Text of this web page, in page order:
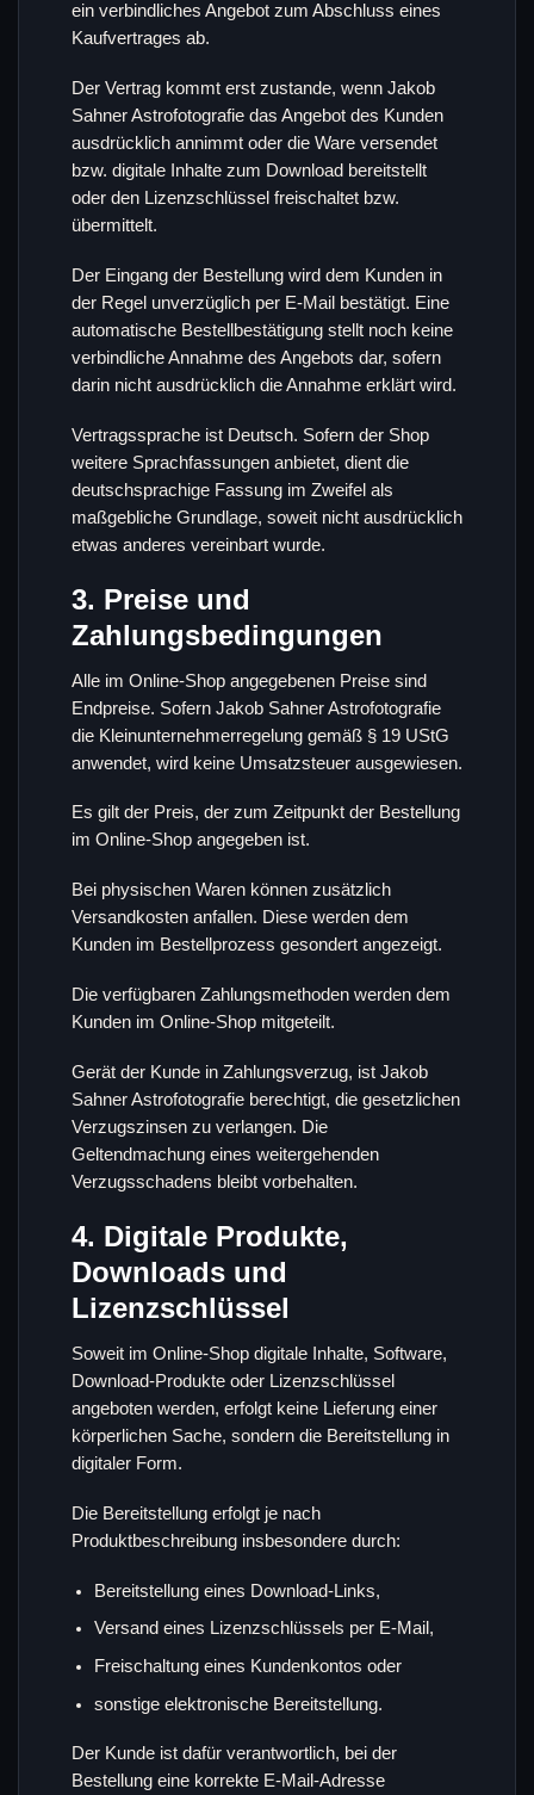
ein verbindliches Angebot zum Abschluss eines
Kaufvertrages ab.
Der Vertrag kommt erst zustande, wenn Jakob
Sahner Astrofotografie das Angebot des Kunden
ausdrücklich annimmt oder die Ware versendet
bzw. digitale Inhalte zum Download bereitstellt
oder den Lizenzschlüssel freischaltet bzw.
übermittelt.
Der Eingang der Bestellung wird dem Kunden in
der Regel unverzüglich per E-Mail bestätigt. Eine
automatische Bestellbestätigung stellt noch keine
verbindliche Annahme des Angebots dar, sofern
darin nicht ausdrücklich die Annahme erklärt wird.
Vertragssprache ist Deutsch. Sofern der Shop
weitere Sprachfassungen anbietet, dient die
deutschsprachige Fassung im Zweifel als
maßgebliche Grundlage, soweit nicht ausdrücklich
etwas anderes vereinbart wurde.
3. Preise und
Zahlungsbedingungen
Alle im Online-Shop angegebenen Preise sind
Endpreise. Sofern Jakob Sahner Astrofotografie
die Kleinunternehmerregelung gemäß § 19 UStG
anwendet, wird keine Umsatzsteuer ausgewiesen.
Es gilt der Preis, der zum Zeitpunkt der Bestellung
im Online-Shop angegeben ist.
Bei physischen Waren können zusätzlich
Versandkosten anfallen. Diese werden dem
Kunden im Bestellprozess gesondert angezeigt.
Die verfügbaren Zahlungsmethoden werden dem
Kunden im Online-Shop mitgeteilt.
Gerät der Kunde in Zahlungsverzug, ist Jakob
Sahner Astrofotografie berechtigt, die gesetzlichen
Verzugszinsen zu verlangen. Die
Geltendmachung eines weitergehenden
Verzugsschadens bleibt vorbehalten.
4. Digitale Produkte,
Downloads und
Lizenzschlüssel
Soweit im Online-Shop digitale Inhalte, Software,
Download-Produkte oder Lizenzschlüssel
angeboten werden, erfolgt keine Lieferung einer
körperlichen Sache, sondern die Bereitstellung in
digitaler Form.
Die Bereitstellung erfolgt je nach
Produktbeschreibung insbesondere durch:
Bereitstellung eines Download-Links,
Versand eines Lizenzschlüssels per E-Mail,
Freischaltung eines Kundenkontos oder
sonstige elektronische Bereitstellung.
Der Kunde ist dafür verantwortlich, bei der
Bestellung eine korrekte E-Mail-Adresse